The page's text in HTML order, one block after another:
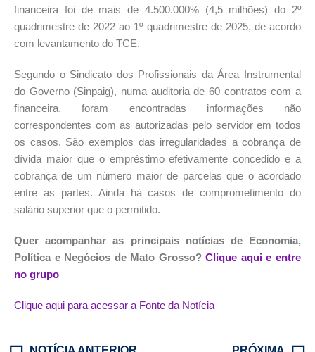
financeira foi de mais de 4.500.000% (4,5 milhões) do 2º
quadrimestre de 2022 ao 1º quadrimestre de 2025, de acordo
com levantamento do TCE.
Segundo o Sindicato dos Profissionais da Área Instrumental
do Governo (Sinpaig), numa auditoria de 60 contratos com a
financeira, foram encontradas informações não
correspondentes com as autorizadas pelo servidor em todos
os casos. São exemplos das irregularidades a cobrança de
dívida maior que o empréstimo efetivamente concedido e a
cobrança de um número maior de parcelas que o acordado
entre as partes. Ainda há casos de comprometimento do
salário superior que o permitido.
Quer acompanhar as principais notícias de Economia,
Política e Negócios de Mato Grosso?Clique aqui e entre
no grupo
Clique aqui para acessar a Fonte da Notícia